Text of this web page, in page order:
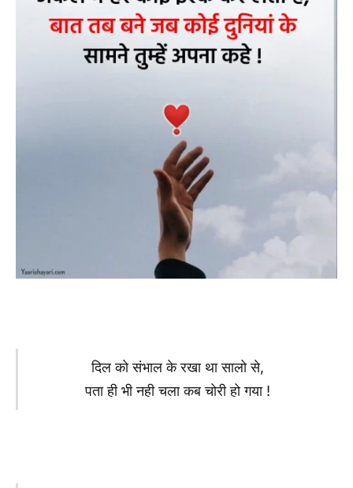
दिल को संभाल के रखा था सालो से,
पता ही भी नही चला कब चोरी हो गया !